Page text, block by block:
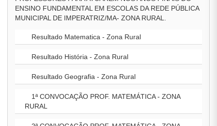
ENSINO FUNDAMENTAL EM ESCOLAS DA REDE PÚBLICA
MUNICIPAL DE IMPERATRIZ/MA- ZONA RURAL.
Resultado Matematica - Zona Rural
Resultado História - Zona Rural
Resultado Geografia - Zona Rural
1ª CONVOCAÇÃO PROF. MATEMÁTICA - ZONA
RURAL